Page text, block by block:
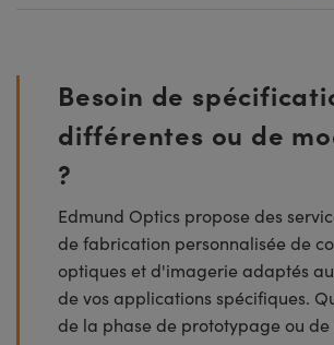
Besoin de
différentes ou de
?
Edmund Optics propose des
de fabrication personnalisée de
optiques et d'imagerie adaptés
de vos applications spécifiques.
de la phase de prototypage ou de